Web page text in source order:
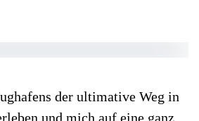
der ultimative Weg in
und mich auf eine ganz